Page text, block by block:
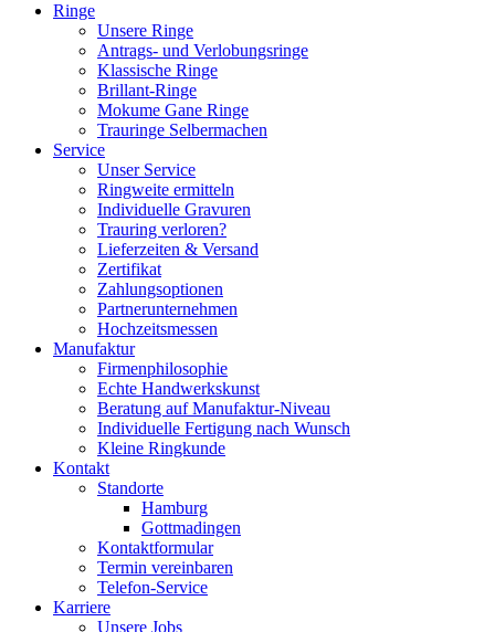
Ringe
Unsere Ringe
Antrags- und Verlobungsringe
Klassische Ringe
Brillant-Ringe
Mokume Gane Ringe
Trauringe Selbermachen
Service
Unser Service
Ringweite ermitteln
Individuelle Gravuren
Trauring verloren?
Lieferzeiten & Versand
Zertifikat
Zahlungsoptionen
Partnerunternehmen
Hochzeitsmessen
Manufaktur
Firmenphilosophie
Echte Handwerkskunst
Beratung auf Manufaktur-Niveau
Individuelle Fertigung nach Wunsch
Kleine Ringkunde
Kontakt
Standorte
Hamburg
Gottmadingen
Kontaktformular
Termin vereinbaren
Telefon-Service
Karriere
Unsere Jobs